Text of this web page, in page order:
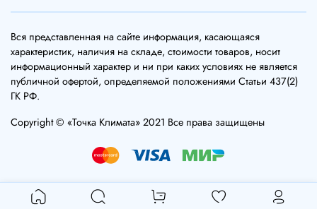
Вся представленная на сайте информация, касающаяся
характеристик, наличия на складе, стоимости товаров, носит
информационный характер и ни при каких условиях не является
публичной офертой, определяемой положениями Статьи 437(2)
ГК РФ.
Copyright © «Точка Климата» 2021 Все права защищены